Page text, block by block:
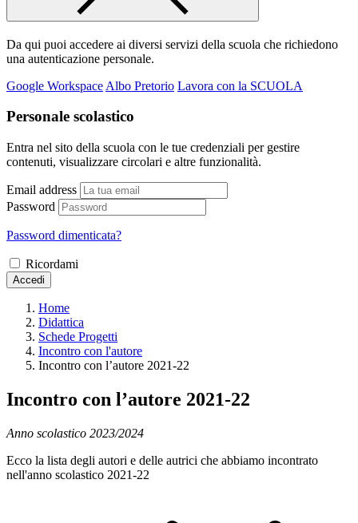
Da qui puoi accedere ai diversi servizi della scuola che richiedono
una autenticazione personale.
Google Workspace Albo Pretorio Lavora con la SCUOLA
Personale scolastico
Entra nel sito della scuola con le tue credenziali per gestire
contenuti, visualizzare circolari e altre funzionalità.
Email address
Password
Password dimenticata?
Ricordami
Accedi
Home
Didattica
Schede Progetti
Incontro con l'autore
Incontro con l’autore 2021-22
Incontro con l’autore 2021-22
Anno scolastico 2023/2024
Ecco la lista degli autori e delle autrici che abbiamo incontrato
nell'anno scolastico 2021-22